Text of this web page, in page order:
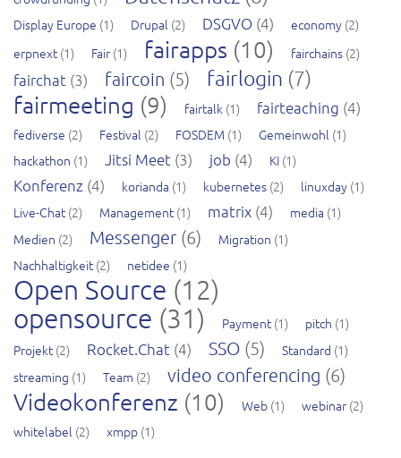
Display Europe (1) Drupal (2) DSGVO (4) economy (2)
erpnext(1) Fair (1) fairapps (10) fairchains (2)
fairchat (3) faircoin (5) fairlogin (7)
fairmeeting (9) fairtalk (1) fairteaching (4)
fediverse (2) Festival (2) FOSDEM (1) Gemeinwohl (1)
hackathon (1) Jitsi Meet (3) job (4) KI (1)
Konferenz (4) korianda (1) kubernetes (2) linuxday (1)
Live-Chat(2) Management(1) matrix (4) media (1)
Medien (2) Messenger (6) Migration (1)
Nachhaltigkeit(2) netidee (1)
Open Source (12)
opensource (31) Payment(1) pitch (1)
Projekt(2) Rocket.Chat (4) SSO (5) Standard (1)
streaming (1) Team (2) video conferencing (6)
Videokonferenz (10) Web (1) webinar (2)
whitelabel (2) xmpp (1)